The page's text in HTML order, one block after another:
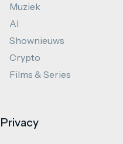
Muziek
AI
Shownieuws
Crypto
Films & Series
Privacy